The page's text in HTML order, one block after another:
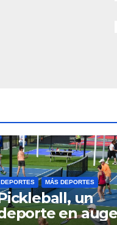
DEPORTES MÁS DEPORTES
un
en